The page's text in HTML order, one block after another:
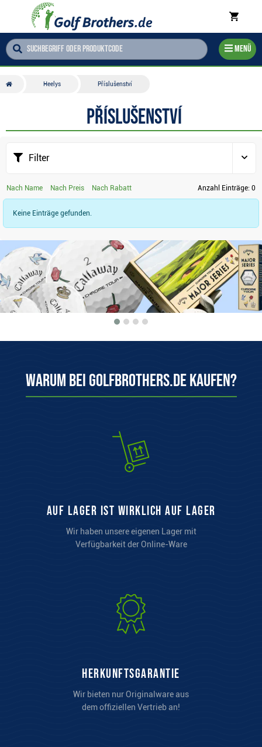
Menü
Heelys Příslušenství
Příslušenství
Filter
Nach Name Nach Preis Nach Rabatt Anzahl Einträge: 0
Keine Einträge gefunden.
Warum bei Golfbrothers.de kaufen?
auf Lager ist wirklich auf Lager
Wir haben unsere eigenen Lager mit
Verfügbarkeit der Online-Ware
Herkunftsgarantie
Wir bieten nur Originalware aus
dem offiziellen Vertrieb an!